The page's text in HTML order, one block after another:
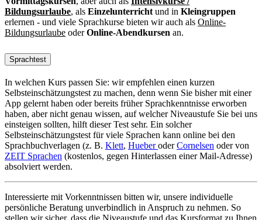
Bildungsurlaube, als Einzelunterricht und in Kleingruppen
erlernen - und viele Sprachkurse bieten wir auch als Online-
Bildungsurlaube oderOnline-Abendkursen an.
Sprachtest
In welchen Kurs passen Sie: wir empfehlen einen kurzen
Selbsteinschätzungstest zu machen, denn wenn Sie bisher mit einer
App gelernt haben oder bereits früher Sprachkenntnisse erworben
haben, aber nicht genau wissen, auf welcher Niveaustufe Sie bei uns
einsteigen sollten, hilft dieser Test sehr. Ein solcher
Selbsteinschätzungstest für viele Sprachen kann online bei den
Sprachbuchverlagen (z. B. Klett, HueberoderCornelsen oder von
ZEIT Sprachen (kostenlos, gegen Hinterlassen einer Mail-Adresse)
absolviert werden.
Interessierte mit Vorkenntnissen bitten wir, unsere individuelle
persönliche Beratung unverbindlich in Anspruch zu nehmen. So
stellen wir sicher, dass die Niveaustufe und das Kursformat zu Ihnen